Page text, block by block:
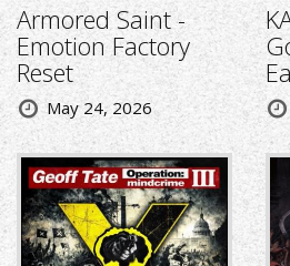
Armored Saint -
Emotion Factory
Reset
May 24, 2026